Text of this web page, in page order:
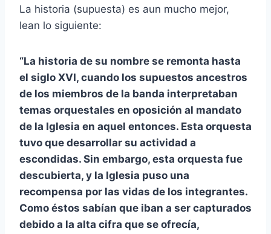
La historia (supuesta) es aun mucho mejor,
lean lo siguiente:
“La historia de su nombre se remonta hasta
el siglo XVI, cuando los supuestos ancestros
de los miembros de la banda interpretaban
temas orquestales en oposición al mandato
de la Iglesia en aquel entonces. Esta orquesta
tuvo que desarrollar su actividad a
escondidas. Sin embargo, esta orquesta fue
descubierta, y la Iglesia puso una
recompensa por las vidas de los integrantes.
Como éstos sabían que iban a ser capturados
debido a la alta cifra que se ofrecía,